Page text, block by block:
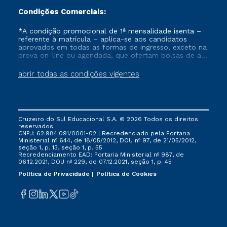
Condições Comerciais:
abrir todas as condições vigentes
*A condição promocional de 1ª mensalidade isenta –
referente à matrícula – aplica-se aos candidatos
aprovados em todas as formas de ingresso, exceto na
prova on-line ou agendada, que ofertam bolsas de até
vigente, que ainda não tenham efetivado e/ou não
tenham cancelado ou trancado sua matrícula em uma
via FIES, Prouni e outros programas governamentais, e
não se acumula com nenhuma outra campanha
ofertada pela Instituição.
Cruzeiro do Sul Educacional S.A. © 2026 Todos os direitos
reservados.
CNPJ: 62.984.091/0001-02 | Recredenciado pela Portaria
Ministerial nº 644, de 18/05/2012, DOU nº 97, de 21/05/2012,
seção 1, p. 13, seção 1, p. 55
Recredenciamento EAD: Portaria Ministerial nº 987, de
06.12.2021, DOU nº 229, de 07.12.2021, seção 1, p. 45
Política de Privacidade
Política de Cookies